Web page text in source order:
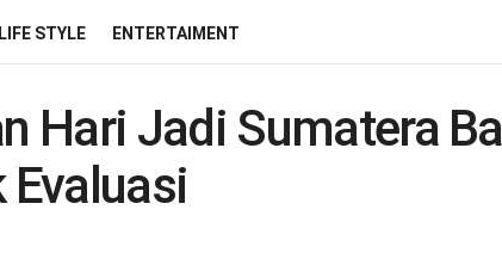
LIFE STYLE ENTERTAIMENT
Hari Jadi Sumatera